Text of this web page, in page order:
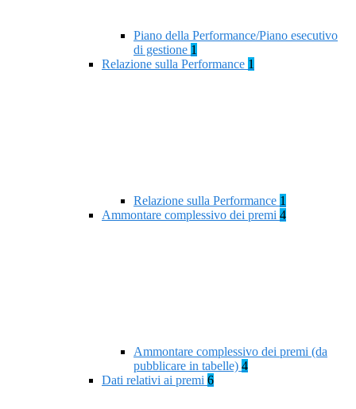
Piano della Performance/Piano esecutivo
di gestione 1
Relazione sulla Performance 1
Relazione sulla Performance 1
Ammontare complessivo dei premi 4
Ammontare complessivo dei premi (da
pubblicare in tabelle) 4
Dati relativi ai premi 6